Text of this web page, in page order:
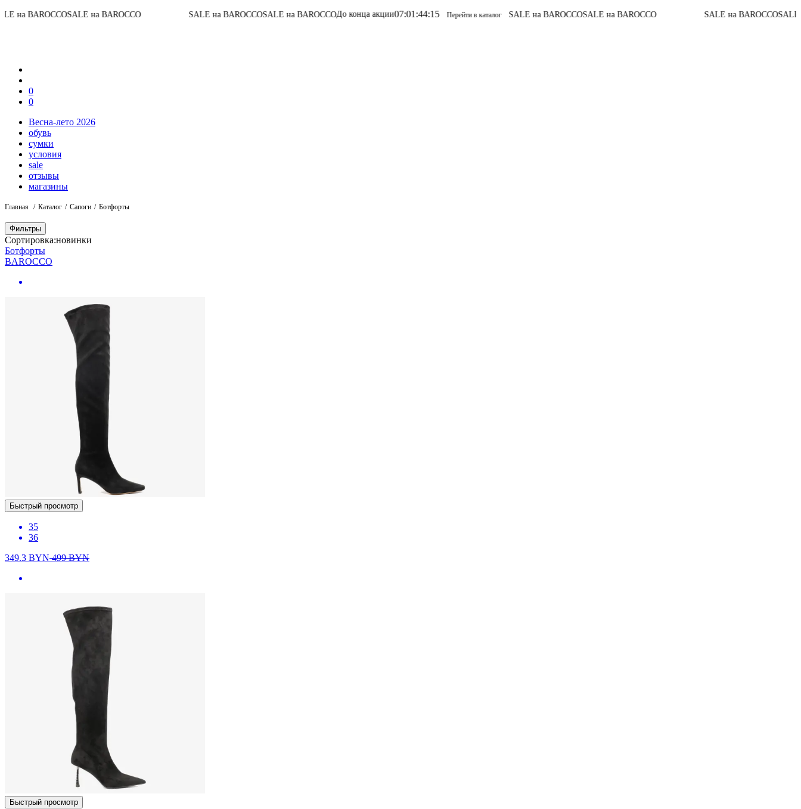
BAROCCOSALE на BAROCCO SALE на BAROCCOSALE на BAROCCOДо конца акции07:01:44:15 Перейти в каталог SALE на BAROCCOSALE на BAROCCO SALE на BAROCCOSALE на
0
0
Весна-лето 2026
обувь
сумки
условия
sale
отзывы
магазины
Главная Каталог Сапоги Ботфорты
Фильтры
Сортировка:новинки
Ботфорты
BAROCCO
Быстрый просмотр
35
36
349.3 BYN499BYN
Быстрый просмотр